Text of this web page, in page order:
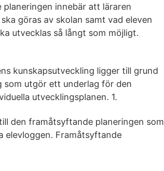
innebär att läraren
göras av skolan samt vad eleven
utvecklas så långt som möjligt.
kunskapsutveckling ligger till grund
som utgör ett underlag för den
utvecklingsplanen. 1.
den framåtsyftande planeringen som
elevloggen. Framåtsyftande